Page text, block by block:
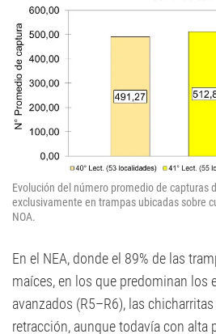
Evolución del número promedio de capturas
exclusivamente en trampas ubicadas sobre
NOA.
En el NEA, donde el 89% de las
maíces, en los que predominan los
avanzados (R5–R6), las
retracción, aunque todavía con alta